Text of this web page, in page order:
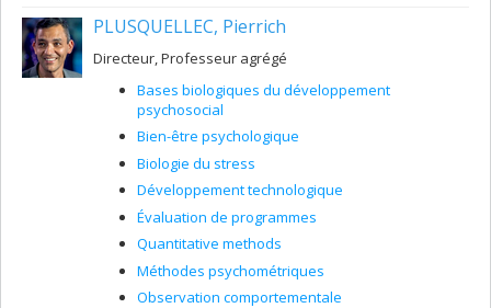
PLUSQUELLEC, Pierrich
Directeur, Professeur agrégé
Bases biologiques du développement
psychosocial
Bien-être psychologique
Biologie du stress
Développement technologique
Évaluation de programmes
Quantitative methods
Méthodes psychométriques
Observation comportementale